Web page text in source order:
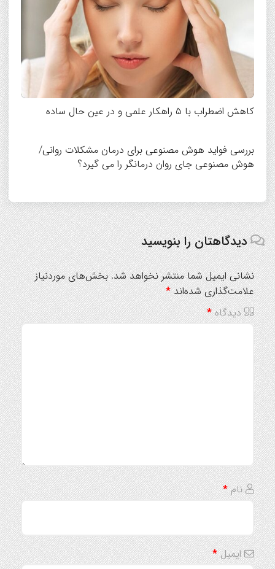
کاهش اضطراب با ۵ راهکار علمی و در عین حال ساده
بررسی فواید هوش مصنوعی برای درمان مشکلات روانی/
هوش مصنوعی جای روان درمانگر را می گیرد؟
دیدگاهتان را بنویسید
نشانی ایمیل شما منتشر نخواهد شد. بخش‌های موردنیاز
علامت‌گذاری شده‌اند*
دیدگاه*
نام*
ایمیل*